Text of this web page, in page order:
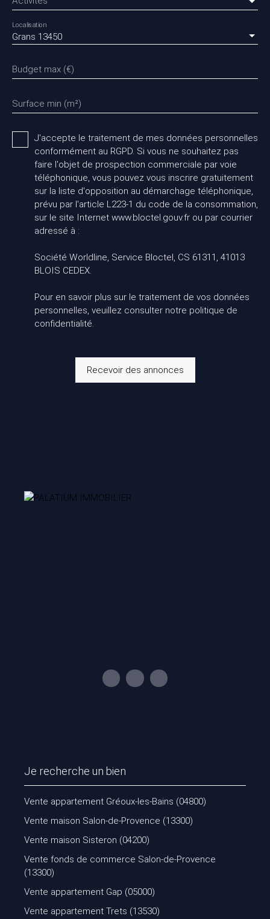
Grans 13450
Localisation
Budget max (€)
Surface min (m²)
J'accepte le traitement de mes données personnelles
conformément au RGPD. Si vous ne souhaitez pas
faire l'objet de prospection commerciale par voie
téléphonique, vous pouvez vous inscrire gratuitement
sur la liste d'opposition au démarchage téléphonique,
prévu par l'article L223-1 du code de la consommation,
sur le site Internet www.bloctel.gouv.fr ou par courrier
adressé à :
Société Worldline, Service Bloctel, CS 61311, 41013
BLOIS CEDEX.
Pour en savoir plus sur le traitement de vos données
personnelles, veuillez consulter notre politique de
confidentialité.
Recevoir des annonces
Je recherche un bien
Vente appartement Gréoux-les-Bains (04800)
Vente maison Salon-de-Provence (13300)
Vente maison Sisteron (04200)
Vente fonds de commerce Salon-de-Provence
(13300)
Vente appartement Gap (05000)
Vente appartement Trets (13530)